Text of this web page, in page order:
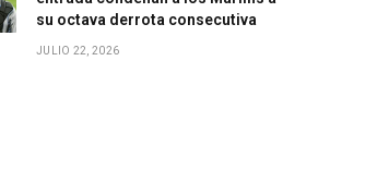
su octava derrota consecutiva
JULIO 22, 2026